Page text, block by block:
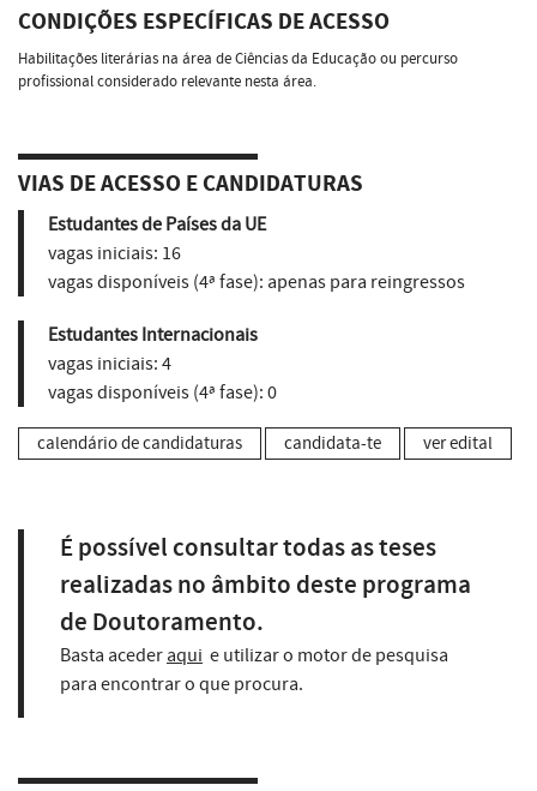
CONDIÇÕES ESPECÍFICAS DE ACESSO
Habilitações literárias na área de Ciências da Educação ou percurso
profissional considerado relevante nesta área.
VIAS DE ACESSO E CANDIDATURAS
Estudantes de Países da UE
vagas iniciais: 16
vagas disponíveis (4ª fase): apenas para reingressos
Estudantes Internacionais
vagas iniciais: 4
vagas disponíveis (4ª fase): 0
calendário de candidaturas candidata-te ver edital
É possível consultar todas as teses
realizadas no âmbito deste programa
de Doutoramento.
Basta aceder aqui e utilizar o motor de pesquisa
para encontrar o que procura.